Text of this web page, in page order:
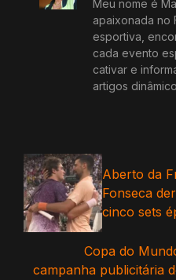
Meu nome é
apaixonada no
esportiva,
cada evento
cativar e
artigos
Aberto da
Fonseca
cinco sets
Copa do
campanha publicitária